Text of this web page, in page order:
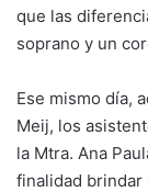
que las
soprano y un
Ese mismo día,
Meij, los
la Mtra. Ana
finalidad brindar